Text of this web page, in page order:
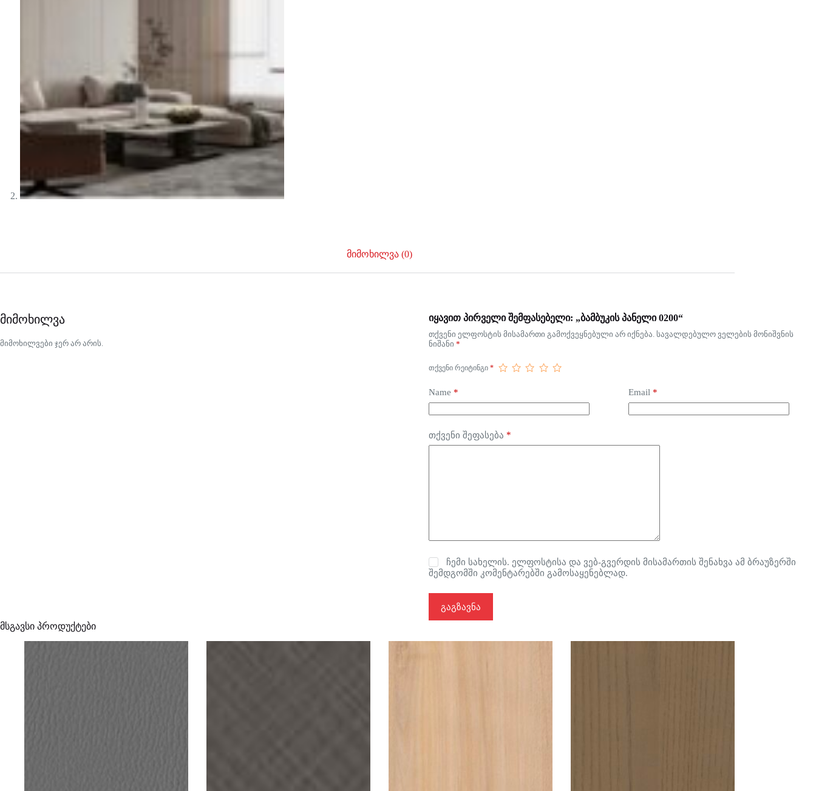
მიმოხილვა (0)
მიმოხილვა
მიმოხილვები ჯერ არ არის.
იყავით პირველი შემფასებელი: „ბამბუკის პანელი 0200“
თქვენი ელფოსტის მისამართი გამოქვეყნებული არ იქნება. სავალდებულო ველების მონიშვნის
ნიშანი *
ᲗᲥᲕᲔᲜᲘ ᲠᲔᲘᲢᲘᲜᲒᲘ *
Name * Email *
თქვენი შეფასება *
ჩემი სახელის. ელფოსტისა და ვებ-გვერდის მისამართის შენახვა ამ ბრაუზერში
შემდგომში კომენტარებში გამოსაყენებლად.
გაგზავნა
მსგავსი პროდუქტები